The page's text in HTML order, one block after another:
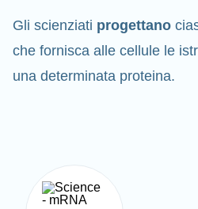
Gli scienziati progettano
che fornisca alle cellule le
una determinata proteina.